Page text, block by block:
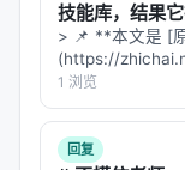
向量。具体说
方法，把多个
到激活上。
这就像在推棍子
垂直——这样它
技能库，结果
> 📌 **本文是 [
(https://
**——标题改为问
于 AI 引擎引用
1 浏览
回复